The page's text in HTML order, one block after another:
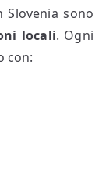
sono
locali. Ogni
con: